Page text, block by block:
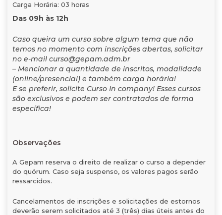
Carga Horária: 03 horas
Das 09h às 12h
Caso queira um curso sobre algum tema que não
temos no momento com inscrições abertas, solicitar
no e-mail curso@gepam.adm.br
– Mencionar a quantidade de inscritos, modalidade
(online/presencial) e também carga horária!
E se preferir, solicite Curso In company! Esses cursos
são exclusivos e podem ser contratados de forma
específica!
Observações
A Gepam reserva o direito de realizar o curso a depender
do quórum. Caso seja suspenso, os valores pagos serão
ressarcidos.
Cancelamentos de inscrições e solicitações de estornos
deverão serem solicitados até 3 (três) dias úteis antes do